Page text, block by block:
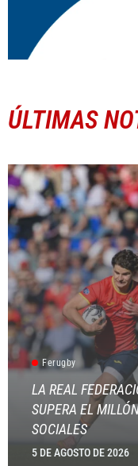
ÚLTIMAS
Ferugby
LA REAL
SUPERA EL
SOCIALES
5 DE AGOSTO DE 2026